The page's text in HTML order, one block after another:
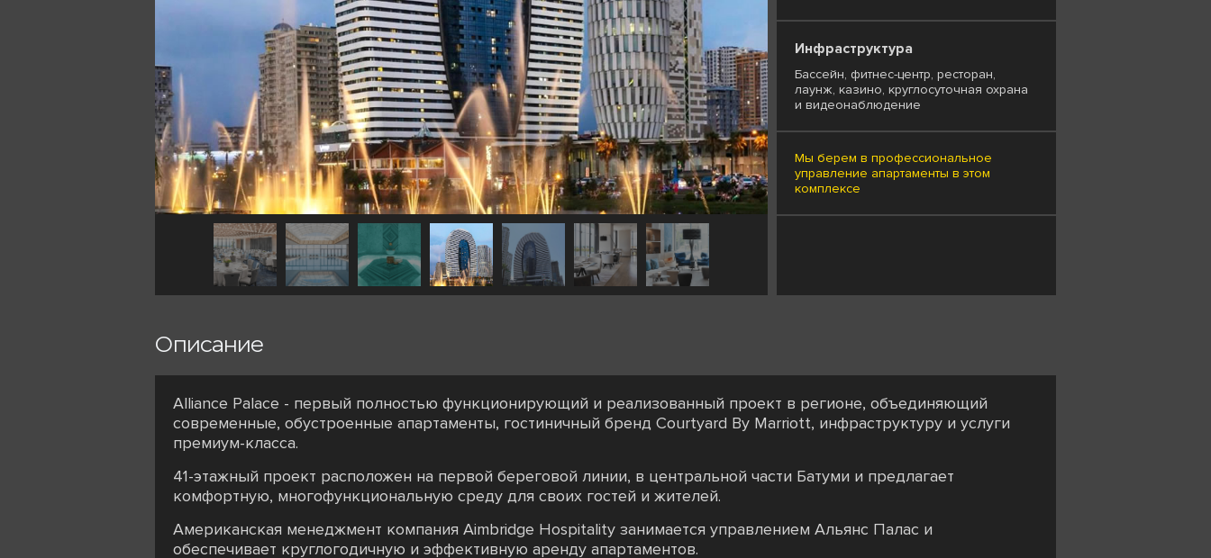
Инфраструктура
Бассейн, фитнес-центр, ресторан,
лаунж, казино, круглосуточная охрана
и видеонаблюдение
Мы берем в профессиональное
управление апартаменты в этом
комплексе
Описание
Alliance Palace - первый полностью функционирующий и реализованный проект в регионе, объединяющий
современные, обустроенные апартаменты, гостиничный бренд Courtyard By Marriott, инфраструктуру и услуги
премиум-класса.
41-этажный проект расположен на первой береговой линии, в центральной части Батуми и предлагает
комфортную, многофункциональную среду для своих гостей и жителей.
Американская менеджмент компания Aimbridge Hospitality занимается управлением Альянс Палас и
обеспечивает круглогодичную и эффективную аренду апартаментов.